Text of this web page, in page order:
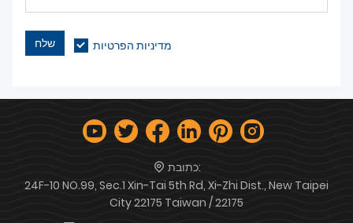
שלח מדיניות הפרטיות
כתובת:
24F-10 NO.99, Sec.1 Xin-Tai 5th Rd, Xi-Zhi Dist., New Taipei
City 22175 Taiwan / 22175